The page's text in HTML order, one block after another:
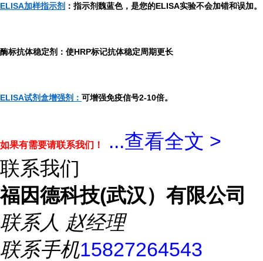
ELISA加样指示剂 ：指示剂魏蓝色，是您的ELISA实验不会加错和误加。
酶标抗体稳定剂：使HRP标记抗体稳定周期更长
ELISA试剂盒增强剂： 可增强免疫信号2-10倍。
如果有需要请联系我们！ ...查看全文 >
联系我们
福因德科技(武汉）有限公司
联系人 赵经理
联系手机15827264543